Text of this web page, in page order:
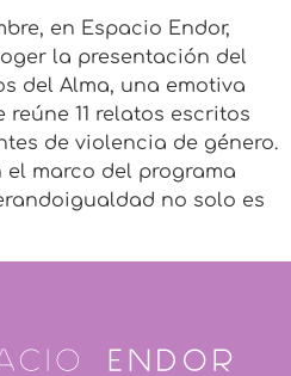
en Espacio Endor,
la presentación del
del Alma, una emotiva
11 relatos escritos
de violencia de género.
el marco del programa
no solo es